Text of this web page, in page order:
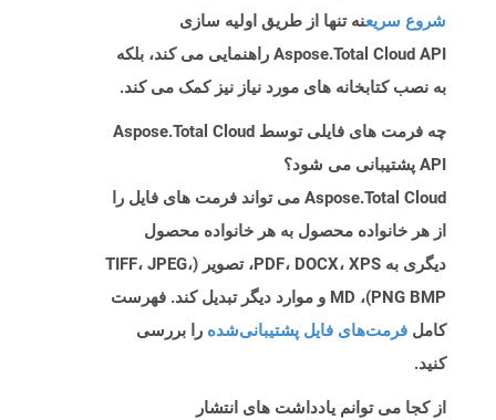
شروع سریعنه تنها از طریق اولیه سازی
Aspose.Total Cloud API راهنمایی می کند، بلکه
به نصب کتابخانه های مورد نیاز نیز کمک می کند.
چه فرمت های فایلی توسط Aspose.Total Cloud
API پشتیبانی می شود؟
Aspose.Total Cloud می تواند فرمت های فایل را
از هر خانواده محصول به هر خانواده محصول
دیگری به PDF، DOCX، XPS، تصویر (TIFF، JPEG،
PNG BMP)، MD و موارد دیگر تبدیل کند. فهرست
کامل فرمت‌های فایل پشتیبانی‌شده را بررسی
کنید.
از کجا می توانم یادداشت های انتشار